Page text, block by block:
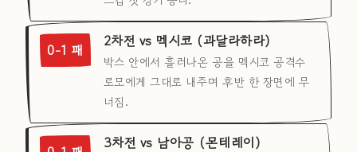
0-1 패
2차전 vs 멕시코 (과달라하라)
박스 안에서 흘러나온 공을 멕시코 공격수
로모에게 그대로 내주며 후반 한 장면에 무
너짐.
3차전 vs 남아공 (몬테레이)